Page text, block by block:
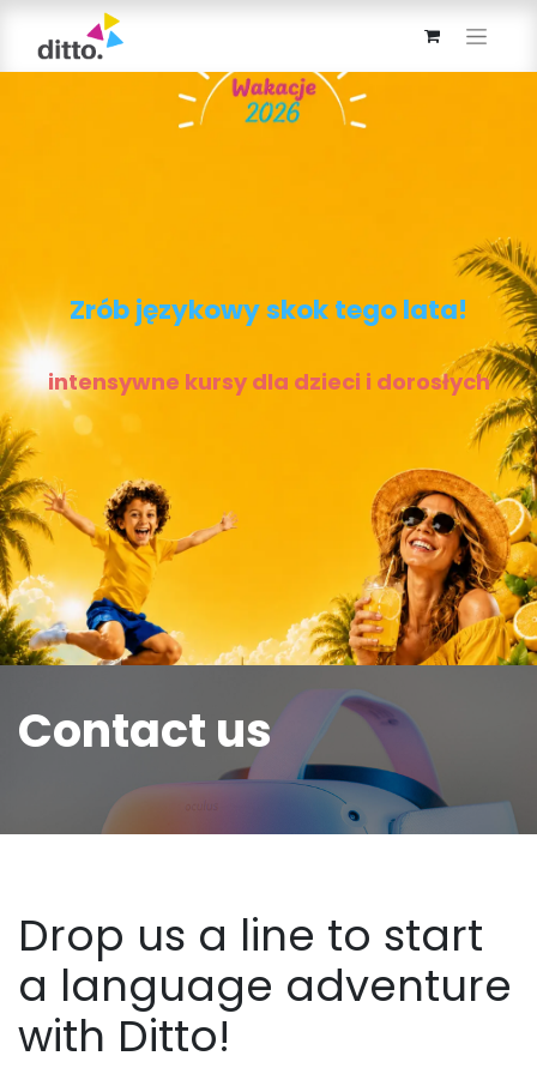
Zrób językowy skok tego lata!
intensywne kursy dla dzieci i dorosłych
Contact us
Drop us a line to start
a language adventure
with Ditto!